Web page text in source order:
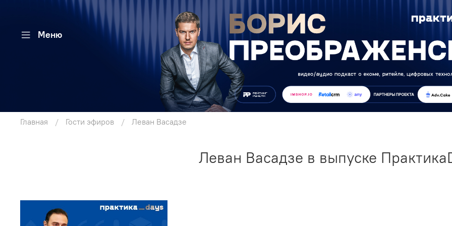
Меню
Главная Гости эфиров Леван Васадзе
Леван Васадзе в выпуске